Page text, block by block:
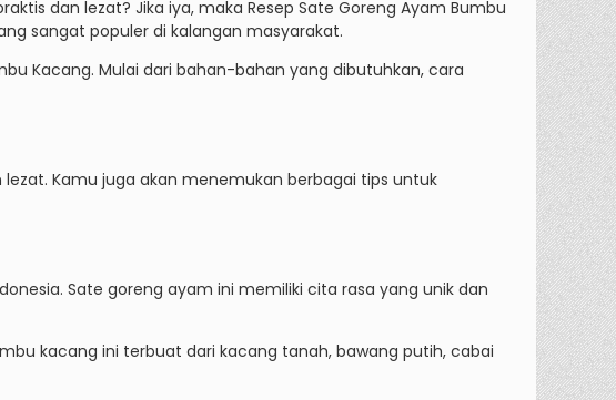
dan lezat? Jika iya, maka Resep Sate Goreng Ayam Bumbu
sangat populer di kalangan masyarakat.
Kacang. Mulai dari bahan-bahan yang dibutuhkan, cara
Kamu juga akan menemukan berbagai tips untuk
Sate goreng ayam ini memiliki cita rasa yang unik dan
kacang ini terbuat dari kacang tanah, bawang putih, cabai